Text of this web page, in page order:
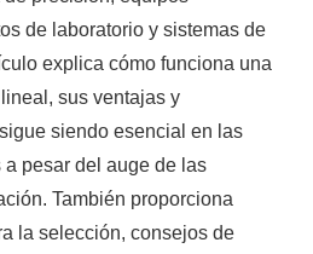
de laboratorio y sistemas de
explica cómo funciona una
sus ventajas y
siendo esencial en las
pesar del auge de las
También proporciona
la selección, consejos de